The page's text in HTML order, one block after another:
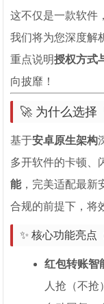
这不仅是一款软件
我们将为您深度解
重点说明授权方式
向披靡！
🚀 为什么选择
基于安卓原生架构
多开软件的卡顿、
能，完美适配最新
合规的前提下，将
✨ 核心功能亮点
红包转账智
人抢（不